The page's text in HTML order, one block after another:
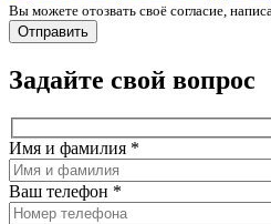
Вы можете отозвать своё согласие,
Задайте свой вопрос
Имя и фамилия *
Ваш телефон *